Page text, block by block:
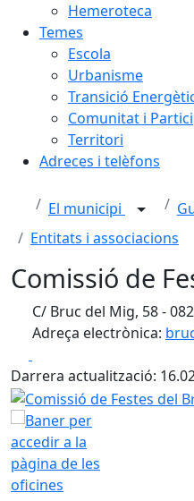
Hemeroteca
Temes
Escola
Urbanisme
Transició
Comunitat i
Territori
Adreces i telèfons
El municipi
Entitats i associacions
Comissió de
C/ Bruc del Mig, 58 -
Adreça electrònica:
Darrera actualització:
Comissió de Festes del